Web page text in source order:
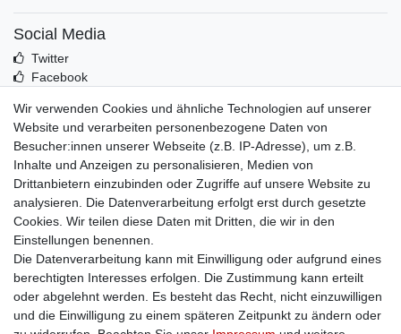
Social Media
Twitter
Facebook
Mehr über uns
Kontakt
Impressum
Zusatzinfos
AGB
Altölentsorgung
Batterieentsorgung
Datenschutz
Lieferbedingungen
Widerrufsbelehrung
Wir verwenden Cookies und ähnliche Technologien auf unserer
Website und verarbeiten personenbezogene Daten von
Besucher:innen unserer Webseite (z.B. IP-Adresse), um z.B.
Inhalte und Anzeigen zu personalisieren, Medien von
Drittanbietern einzubinden oder Zugriffe auf unsere Website zu
analysieren. Die Datenverarbeitung erfolgt erst durch gesetzte
Cookies. Wir teilen diese Daten mit Dritten, die wir in den
Einstellungen benennen.
Die Datenverarbeitung kann mit Einwilligung oder aufgrund eines
berechtigten Interesses erfolgen. Die Zustimmung kann erteilt
oder abgelehnt werden. Es besteht das Recht, nicht einzuwilligen
und die Einwilligung zu einem späteren Zeitpunkt zu ändern oder